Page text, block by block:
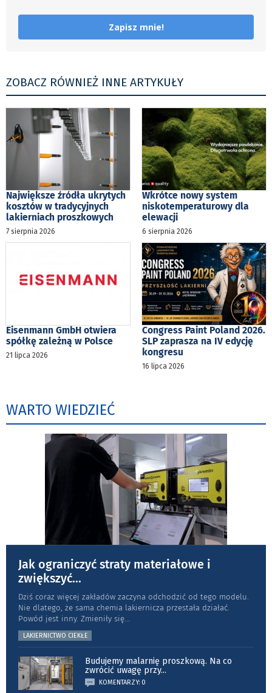
Zapisz mnie!
ZOBACZ RÓWNIEŻ INNE ARTYKUŁY
Największe źródła ukrytych
kosztów w tradycyjnych
lakierniach proszkowych
7 sierpnia 2026
Wkrótce nowy system
niskotemperaturowy dla
elewacji
6 sierpnia 2026
Eisenmann GmbH otwiera
spółkę zależną w Polsce
21 lipca 2026
Congress Paint Poland 2026.
SLP zaprasza na IV edycję
kongresu
16 lipca 2026
WARTO WIEDZIEĆ
Jak ograniczyć straty materiałowe i
zwiększyć...
Dziś coraz więcej zakładów zaczyna odchodzić od tego modelu.
Nie dlatego, że sama chemia lakiernicza przestała działać.
Powód jest inny. Zmieniły się...
LAKIERNICTWO CIEKŁE
Budujemy malarnię proszkową. Na co
zwrócić uwagę przy...
KOMENTARZY: 0